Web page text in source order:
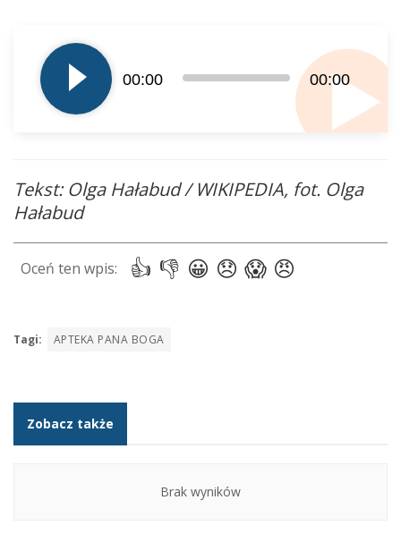
plików
dźwiękowych
00:00 00:00
Tekst: Olga Hałabud / WIKIPEDIA, fot. Olga
Hałabud
Tagi: APTEKA PANA BOGA
Zobacz także
Brak wyników